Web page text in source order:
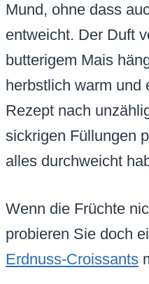
Mund, ohne dass
entweicht. Der Duft
butterigem Mais
herbstlich warm und
Rezept nach
sickrigen Füllungen
alles durchweicht
Wenn die Früchte
probieren Sie doch
Erdnuss-Croissants